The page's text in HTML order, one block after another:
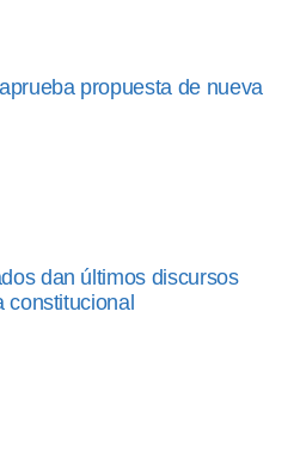
propuesta de nueva
dan últimos discursos
constitucional